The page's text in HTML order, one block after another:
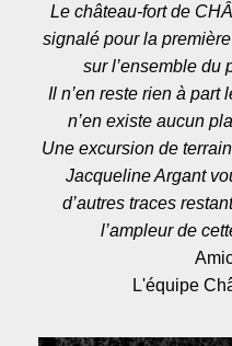
Le château-fort de
signalé pour la
sur l’ensemble du
Il n’en reste rien à part
n’en existe aucun
Une excursion de
Jacqueline Argant
d’autres traces
l’ampleur de
L'équipe